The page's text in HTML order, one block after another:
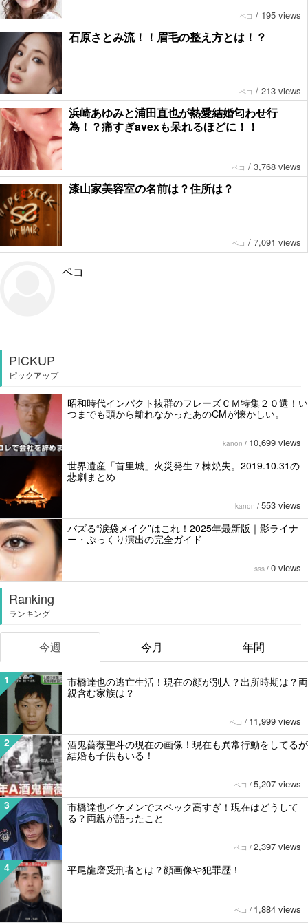
ペコ / 195 views
石原さとみ流！！眉毛の整え方とは！？
ペコ / 213 views
浜崎あゆみと浦田直也が熱愛結婚匂わせ行
為！？痛すぎavexも呆れるほどに！！
ペコ / 3,768 views
漆山家美容室の名前は？住所は？
ペコ / 7,091 views
ペコ
PICKUP
ピックアップ
昭和時代インパクト抜群のフレーズＣＭ特集２０選！い
つまでも頭から離れなかったあのCMが懐かしい。
kanon / 10,699 views
世界遺産「首里城」火災発生７棟焼失。2019.10.31の
悲劇まとめ
kanon / 553 views
バズる“涙袋メイク”はこれ！2025年最新版｜影ライナ
ー・ぷっくり演出の完全ガイド
sss / 0 views
Ranking
ランキング
今週 今月 年間
1
市橋達也の逃亡生活！現在の顔が別人？出所時期は？両
親含む家族は？
ペコ / 11,999 views
2
酒鬼薔薇聖斗の現在の画像！現在も異常行動をしてるが
結婚も子供もいる！
ペコ / 5,207 views
3
市橋達也イケメンでスペック高すぎ！現在はどうして
る？両親が語ったこと
ペコ / 2,397 views
4 平尾龍磨受刑者とは？顔画像や犯罪歴！
ペコ / 1,884 views